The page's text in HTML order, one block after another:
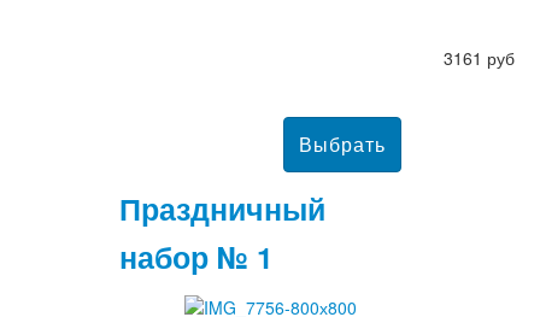
3161 руб
Праздничный
набор № 1